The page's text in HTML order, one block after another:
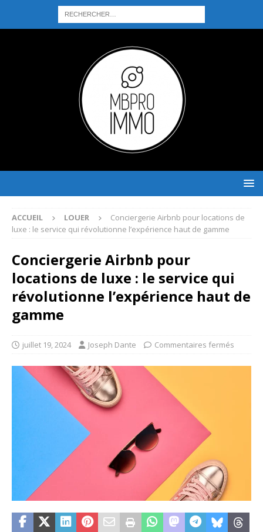
ACCUEIL LOUER
Conciergerie Airbnb pour locations de
luxe : le service qui révolutionne l’expérience haut de gamme
Conciergerie Airbnb pour
locations de luxe : le service qui
révolutionne l’expérience haut de
gamme
juillet 19, 2024 Joseph Dante Commentaires fermés